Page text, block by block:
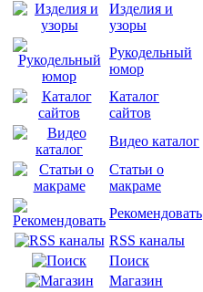
Изделия и
узоры
Рукодельный
юмор
Каталог
сайтов
Видео каталог
Статьи о
макраме
Рекомендовать
RSS каналы
Поиск
Магазин